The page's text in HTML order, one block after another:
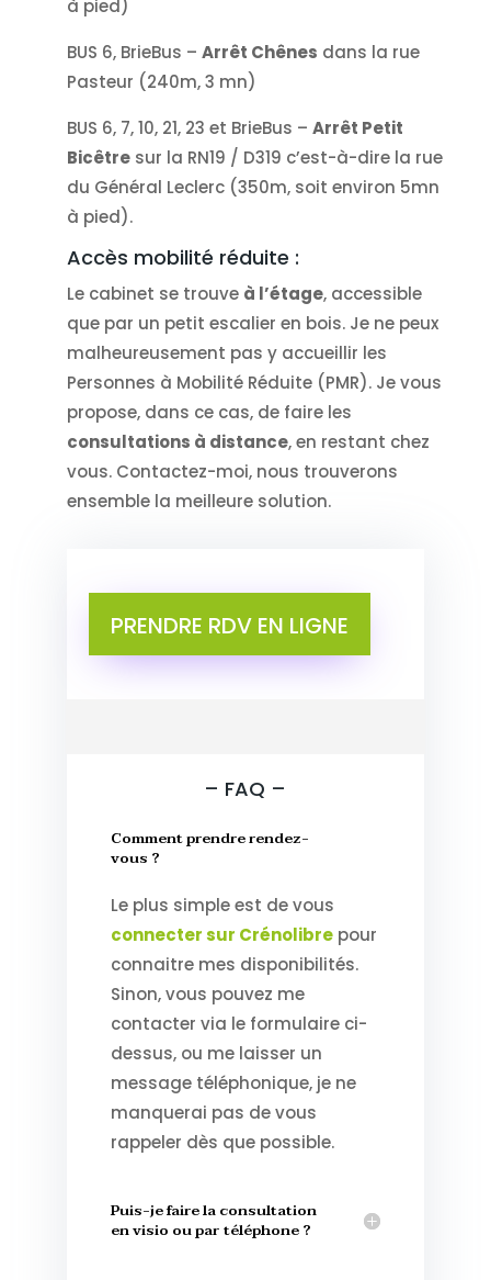
à pied)
BUS 6, BrieBus – Arrêt Chênes dans la rue
Pasteur (240m, 3 mn)
BUS 6, 7, 10, 21, 23 et BrieBus – Arrêt Petit
Bicêtresur la RN19 / D319 c’est-à-dire la rue
du Général Leclerc (350m, soit environ 5mn
à pied).
Accès mobilité réduite :
Le cabinet se trouve à l’étage, accessible
que par un petit escalier en bois. Je ne peux
malheureusement pas y accueillir les
Personnes à Mobilité Réduite (PMR). Je vous
propose, dans ce cas, de faire les
consultations à distance, en restant chez
vous. Contactez-moi, nous trouverons
ensemble la meilleure solution.
PRENDRE RDV EN LIGNE
– FAQ –
Comment prendre rendez-
vous ?
Le plus simple est de vous
connecter sur Crénolibrepour
connaitre mes disponibilités.
Sinon, vous pouvez me
contacter via le formulaire ci-
dessus, ou me laisser un
message téléphonique, je ne
manquerai pas de vous
rappeler dès que possible.
Puis-je faire la consultation
en visio ou par téléphone ?